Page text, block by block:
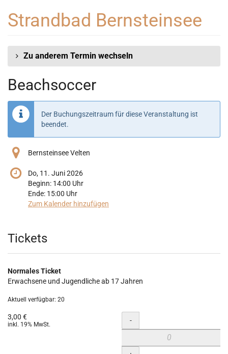
Haupt-
Strandbad Bernsteinsee
Zu anderem Termin wechseln
Beachsoccer
Der Buchungszeitraum für diese Veranstaltung ist
beendet.
Bernsteinsee Velten
Do, 11. Juni 2026
Beginn: 14:00 Uhr
Ende: 15:00 Uhr
Zum Kalender hinzufügen
Produkte
Tickets
Normales Ticket
Erwachsene und Jugendliche ab 17 Jahren
Aktuell verfügbar: 20
3,00 €
inkl. 19% MwSt. Menge
-